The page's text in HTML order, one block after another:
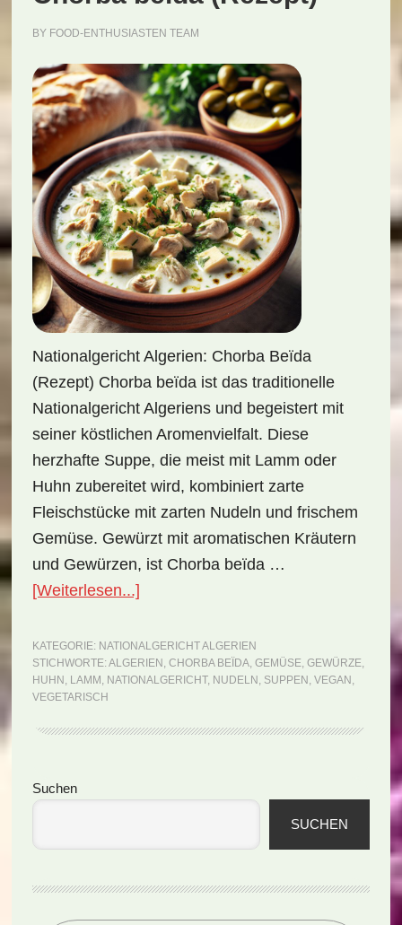
BY FOOD-ENTHUSIASTEN TEAM
Nationalgericht Algerien: Chorba Beïda
(Rezept) Chorba beïda ist das traditionelle
Nationalgericht Algeriens und begeistert mit
seiner köstlichen Aromenvielfalt. Diese
herzhafte Suppe, die meist mit Lamm oder
Huhn zubereitet wird, kombiniert zarte
Fleischstücke mit zarten Nudeln und frischem
Gemüse. Gewürzt mit aromatischen Kräutern
und Gewürzen, ist Chorba beïda …
[Weiterlesen...]ÜberNationalgericht
Chorba
beïda
KATEGORIE: NATIONALGERICHT ALGERIEN
STICHWORTE: ALGERIEN , CHORBA BEÏDA, GEMÜSE, GEWÜRZE,
HUHN , LAMM , NATIONALGERICHT, NUDELN , SUPPEN , VEGAN ,
VEGETARISCH
Seitenspalte
Suchen
SUCHEN